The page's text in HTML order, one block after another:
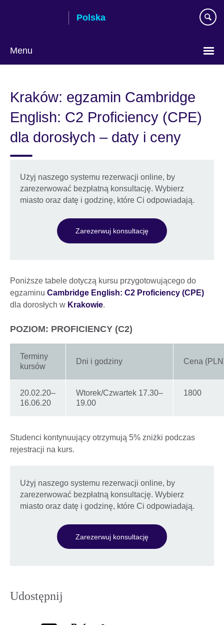
Polska
Menu
Kraków: egzamin Cambridge
English: C2 Proficiency (CPE)
dla dorosłych – daty i ceny
Użyj naszego systemu rezerwacji online, by
zarezerwować bezpłatną konsultację. Wybierz
miasto oraz datę i godzinę, które Ci odpowiadają.
Zarezerwuj konsultację
Poniższe tabele dotyczą kursu przygotowującego do
egzaminu Cambridge English: C2 Proficiency (CPE)
dla dorosłych w Krakowie.
POZIOM: PROFICIENCY (C2)
Terminy
kursów
Dni i godziny Cena
20.02.20–
16.06.20
Wtorek/Czwartek 17.30–
19.00
1800
Studenci kontynuujący otrzymują 5% zniżki podczas
rejestracji na kurs.
Użyj naszego systemu rezerwacji online, by
zarezerwować bezpłatną konsultację. Wybierz
miasto oraz datę i godzinę, które Ci odpowiadają.
Zarezerwuj konsultację
Udostępnij